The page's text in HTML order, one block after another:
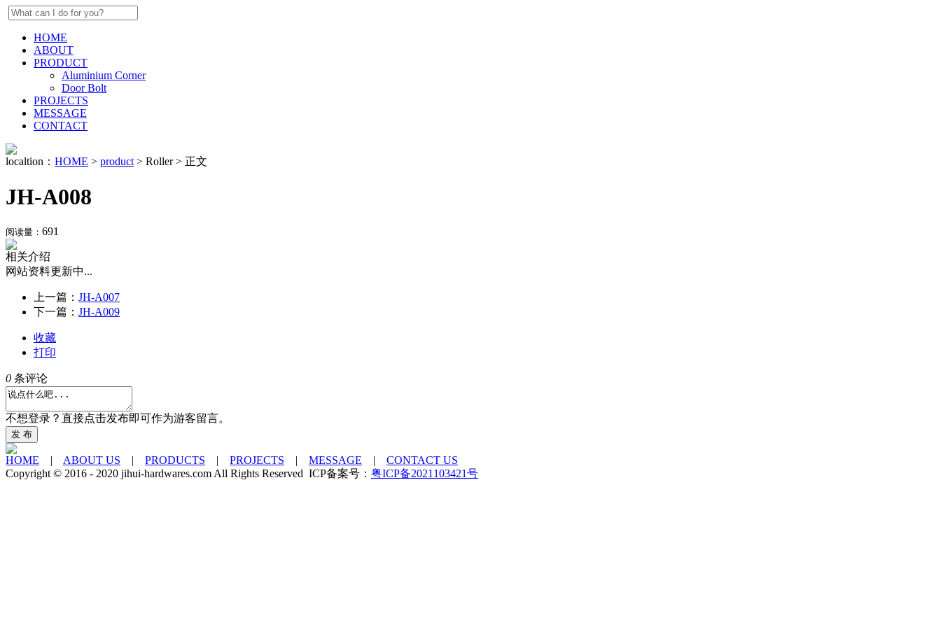
HOME
ABOUT
PRODUCT
Aluminium Corner
Door Bolt
PROJECTS
MESSAGE
CONTACT
localtion： HOME > product > Roller > 正文
JH-A008
阅读量： 691
相关介绍
网站资料更新中...
上一篇： JH-A007
下一篇： JH-A009
收藏
打印
0 条评论
不想登录？直接点击发布即可作为游客留言。
发 布
HOME | ABOUT US | PRODUCTS | PROJECTS | MESSAGE | CONTACT US
Copyright © 2016 - 2020 jihui-hardwares.com All Rights Reserved ICP备案号： 粤ICP备2021103421号